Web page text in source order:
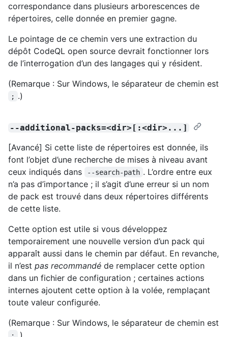
correspondance dans plusieurs arborescences de
répertoires, celle donnée en premier gagne.
Le pointage de ce chemin vers une extraction du
dépôt CodeQL open source devrait fonctionner lors
de l’interrogation d’un des langages qui y résident.
(Remarque : Sur Windows, le séparateur de chemin est
; .)
--additional-packs=<dir>[:<dir>...]
[Avancé] Si cette liste de répertoires est donnée, ils
font l’objet d’une recherche de mises à niveau avant
ceux indiqués dans
--search-path . L’ordre entre eux
n’a pas d’importance ; il s’agit d’une erreur si un nom
de pack est trouvé dans deux répertoires différents
de cette liste.
Cette option est utile si vous développez
temporairement une nouvelle version d’un pack qui
apparaît aussi dans le chemin par défaut. En revanche,
il n’est pas recommandé de remplacer cette option
dans un fichier de configuration ; certaines actions
internes ajoutent cette option à la volée, remplaçant
toute valeur configurée.
(Remarque : Sur Windows, le séparateur de chemin est
; .)